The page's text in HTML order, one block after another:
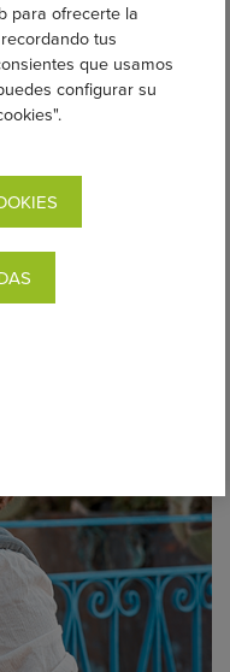
Neko Smart
para ofrecerte la
tus
que usamos
configurar su